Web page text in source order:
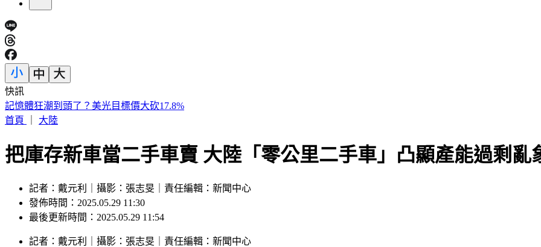
快訊
記憶體狂潮到頭了？美光目標價大砍17.8%
首頁
大陸
把庫存新車當二手車賣 大陸「零公里二手車」凸顯產能過剩亂
記者：戴元利｜攝影：張志旻｜責任編輯：新聞中心
發佈時間：2025.05.29 11:30
最後更新時間：2025.05.29 11:54
記者 ： 戴元利 攝影 ： 張志旻 責任編輯 ： 新聞中心